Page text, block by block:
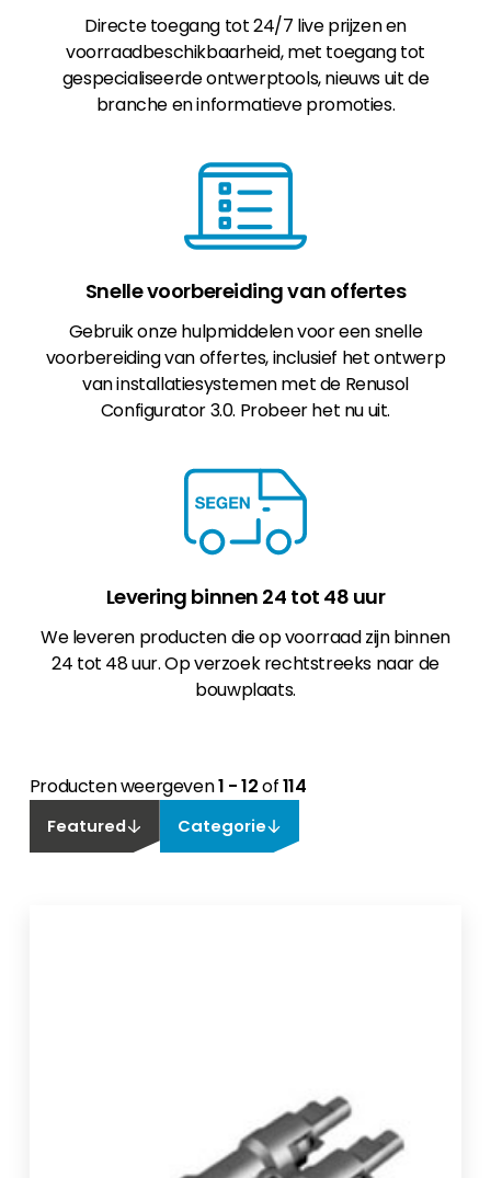
Directe toegang tot 24/7 live prijzen en
voorraadbeschikbaarheid, met toegang tot
gespecialiseerde ontwerptools, nieuws uit de
branche en informatieve promoties.
Snelle voorbereiding van offertes
Gebruik onze hulpmiddelen voor een snelle
voorbereiding van offertes, inclusief het ontwerp
van installatiesystemen met de Renusol
Configurator 3.0. Probeer het nu uit.
Levering binnen 24 tot 48 uur
We leveren producten die op voorraad zijn binnen
24 tot 48 uur. Op verzoek rechtstreeks naar de
bouwplaats.
Producten weergeven1 - 12of114
Featured Categorie